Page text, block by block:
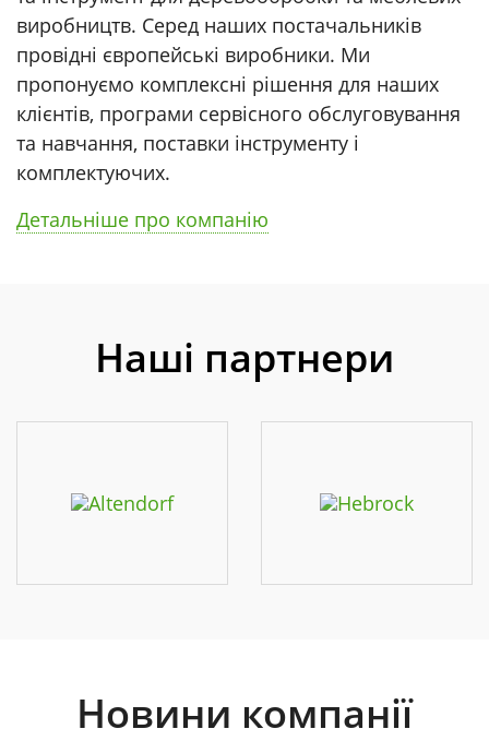
виробництв. Серед наших постачальників
провідні європейські виробники. Ми
пропонуємо комплексні рішення для наших
клієнтів, програми сервісного обслуговування
та навчання, поставки інструменту і
комплектуючих.
Детальніше про компанію
Наші партнери
Новини компанії